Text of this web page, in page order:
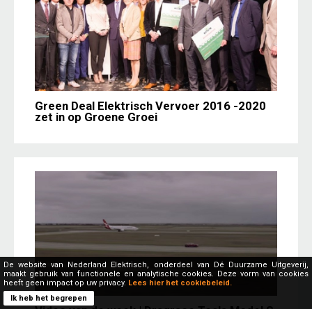
Green Deal Elektrisch Vervoer 2016 -2020
zet in op Groene Groei
De website van Nederland Elektrisch, onderdeel van Dé Duurzame Uitgeverij,
maakt gebruik van functionele en analytische cookies. Deze vorm van cookies
heeft geen impact op uw privacy. Lees hier het cookiebeleid.
Ik heb het begrepen